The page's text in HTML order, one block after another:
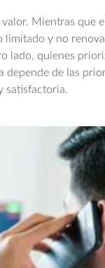
Mientras que
y no
lado, quienes
depende de las
satisfactoria.